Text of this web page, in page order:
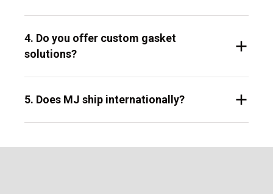
4. Do you offer custom gasket
solutions?
5. Does MJ ship internationally?